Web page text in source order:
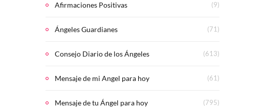
Afirmaciones Positivas (9)
Ángeles Guardianes (71)
Consejo Diario de los Ángeles (613)
Mensaje de mi Angel para hoy (61)
Mensaje de tu Ángel para hoy (795)